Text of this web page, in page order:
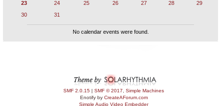
23
24 25 26 27 28
29
30
31
No calendar events were found.
SMF 2.0.15 | SMF © 2017
Simple Machines
Enotify by CreateAForum.com
Simple Audio Video Embedder